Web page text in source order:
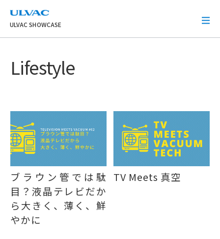
ULVAC
ULVAC SHOWCASE
Lifestyle
ブラウン管では駄
目？液晶テレビだか
ら大きく、薄く、鮮
やかに
TV Meets 真空